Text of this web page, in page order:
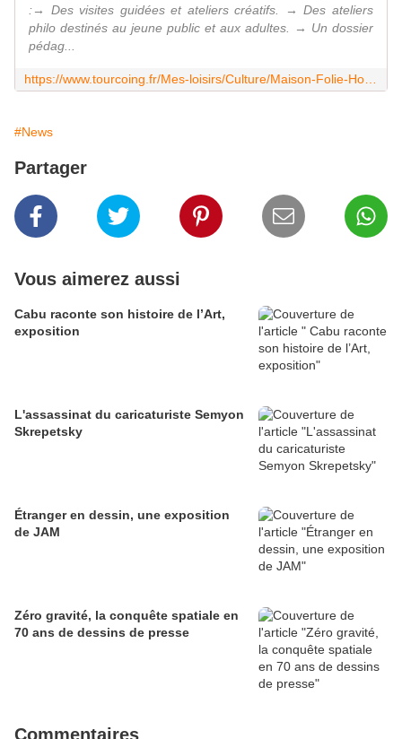
:→ Des visites guidées et ateliers créatifs. → Des ateliers
philo destinés au jeune public et aux adultes. → Un dossier
pédag...
#News
Partager
Vous aimerez aussi
Cabu raconte son histoire de l’Art,
exposition
L'assassinat du caricaturiste Semyon
Skrepetsky
Étranger en dessin, une exposition
de JAM
Zéro gravité, la conquête spatiale en
70 ans de dessins de presse
Commentaires